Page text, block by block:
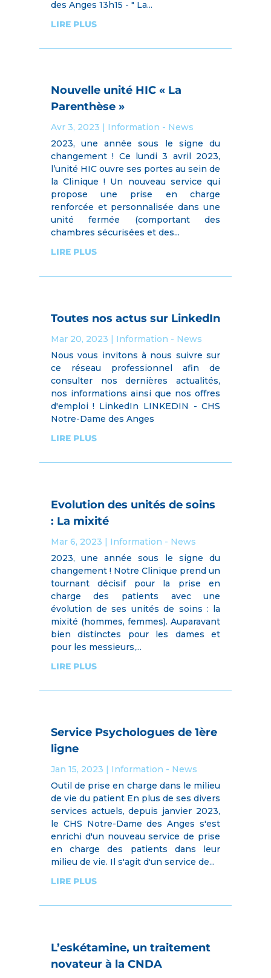
des Anges 13h15 - " La...
LIRE PLUS
Nouvelle unité HIC « La
Parenthèse »
Avr 3, 2023
Information - News
2023, une année sous le signe du
changement ! Ce lundi 3 avril 2023,
l’unité HIC ouvre ses portes au sein de
la Clinique ! Un nouveau service qui
propose une prise en charge
renforcée et personnalisée dans une
unité fermée (comportant des
chambres sécurisées et des...
LIRE PLUS
Toutes nos actus sur LinkedIn
Mar 20, 2023 | Information - News
Nous vous invitons à nous suivre sur
ce réseau professionnel afin de
consulter nos dernières actualités,
nos informations ainsi que nos offres
d'emploi ! LinkedIn LINKEDIN - CHS
Notre-Dame des Anges
LIRE PLUS
Evolution des unités de soins
: La mixité
Mar 6, 2023 | Information - News
2023, une année sous le signe du
changement ! Notre Clinique prend un
tournant décisif pour la prise en
charge des patients avec une
évolution de ses unités de soins : la
mixité (hommes, femmes). Auparavant
bien distinctes pour les dames et
pour les messieurs,...
LIRE PLUS
Service Psychologues de 1ère
ligne
Jan 15, 2023 | Information - News
Outil de prise en charge dans le milieu
de vie du patient En plus de ses divers
services actuels, depuis janvier 2023,
le CHS Notre-Dame des Anges s'est
enrichi d'un nouveau service de prise
en charge des patients dans leur
milieu de vie. Il s'agit d'un service de...
LIRE PLUS
L’eskétamine, un traitement
novateur à la CNDA